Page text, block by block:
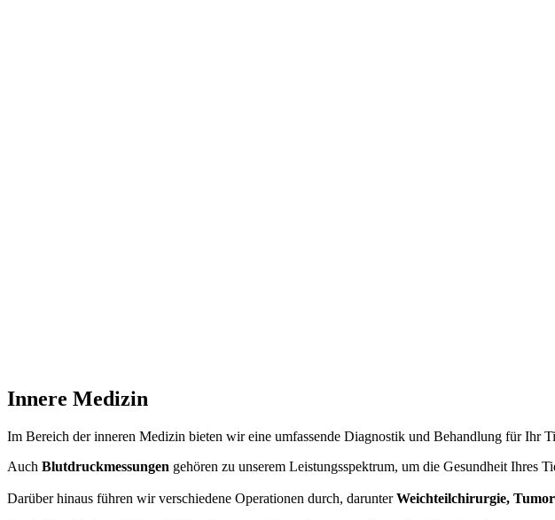
Innere Medizin
Im Bereich der inneren Medizin bieten wir eine umfassende Diagnostik und Behandlung für Ihr
Auch Blutdruckmessungen gehören zu unserem Leistungsspektrum, um die Gesundheit Ihres
Darüber hinaus führen wir verschiedene Operationen durch, darunterWeichteilchirurgie,